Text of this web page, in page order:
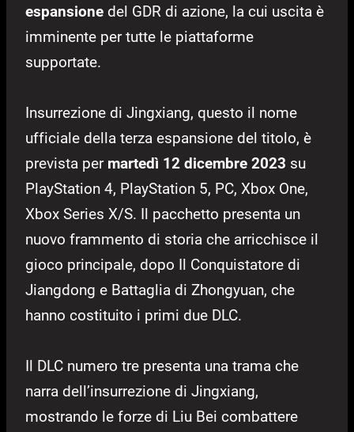
espansione del GDR di azione, la cui uscita è
imminente per tutte le piattaforme
supportate.
Insurrezione di Jingxiang, questo il nome
ufficiale della terza espansione del titolo, è
prevista per martedì 12 dicembre 2023 su
PlayStation 4, PlayStation 5, PC, Xbox One,
Xbox Series X/S. Il pacchetto presenta un
nuovo frammento di storia che arricchisce il
gioco principale, dopo Il Conquistatore di
Jiangdong e Battaglia di Zhongyuan, che
hanno costituito i primi due DLC.
Il DLC numero tre presenta una trama che
narra dell’insurrezione di Jingxiang,
mostrando le forze di Liu Bei combattere